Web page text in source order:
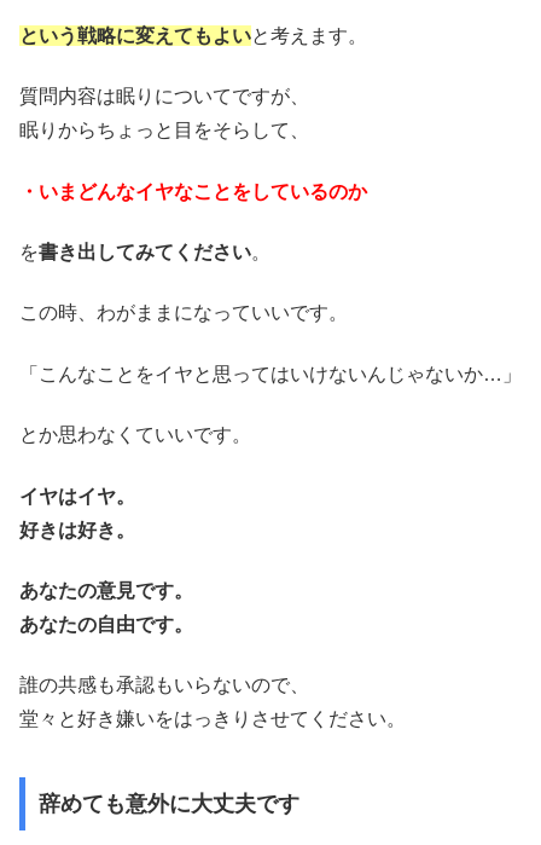
という戦略に変えてもよいと考えます。
質問内容は眠りについてですが、
眠りからちょっと目をそらして、
・いまどんなイヤなことをしているのか
を書き出してみてください。
この時、わがままになっていいです。
「こんなことをイヤと思ってはいけないんじゃないか…」
とか思わなくていいです。
イヤはイヤ。
好きは好き。
あなたの意見です。
あなたの自由です。
誰の共感も承認もいらないので、
堂々と好き嫌いをはっきりさせてください。
辞めても意外に大丈夫です